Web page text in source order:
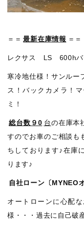
＝＝ 最新在庫情報 ＝＝
レクサス LS 600h
寒冷地仕様！サンルー
ス！バックカメラ！
ミ！
総台数９0 台の在庫本
すのでお車のご相談も
ちしております♪在庫
ります♪
自社ローン〔MYNEO
オートローンに心配
様・・・過去に自己